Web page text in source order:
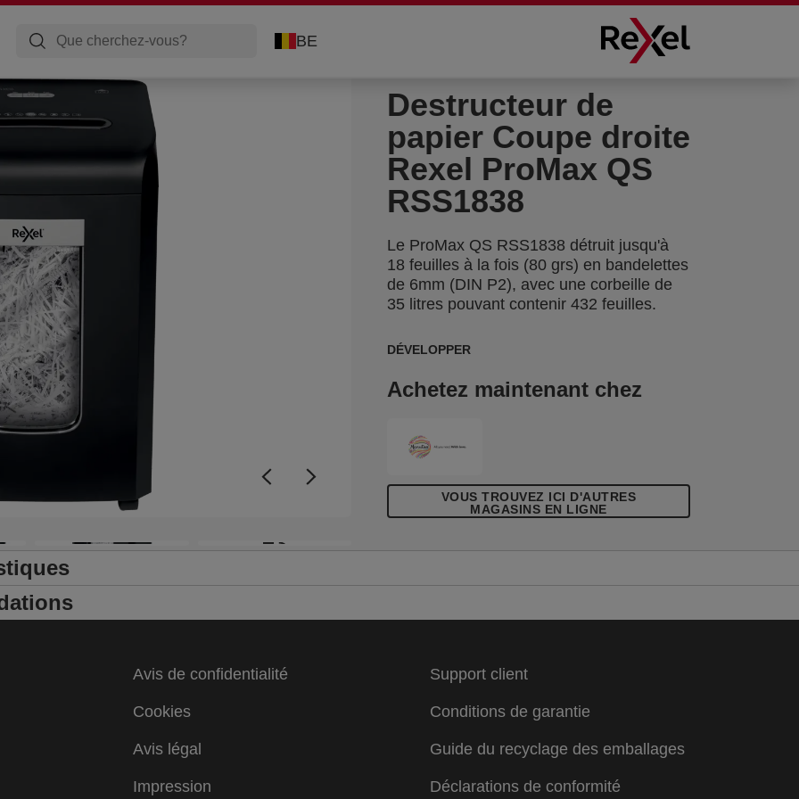
BE
+3
Destructeur de
papier Coupe droite
Rexel ProMax QS
RSS1838
Le ProMax QS RSS1838 détruit jusqu'à
18 feuilles à la fois (80 grs) en bandelettes
de 6mm (DIN P2), avec une corbeille de
35 litres pouvant contenir 432 feuilles.
DÉVELOPPER
Achetez maintenant chez
VOUS TROUVEZ ICI D'AUTRES
MAGASINS EN LIGNE
Avis de confidentialité
Cookies
Avis légal
Impression
Support client
Conditions de garantie
Guide du recyclage des emballages
Déclarations de conformité